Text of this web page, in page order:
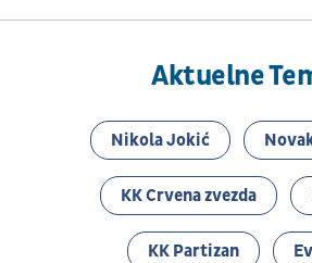
Aktuelne
Nikola Jokić
KK Crvena zvezda
KK Partizan